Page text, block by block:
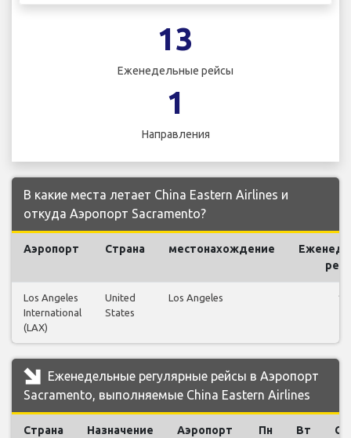
13
Еженедельные рейсы
1
Направления
В какие места летает China Eastern Airlines и
откуда Аэропорт Sacramento?
Аэропорт Страна местонахождение
Los Angeles
International
(LAX)
United
States
Los Angeles 13
Еженедельные регулярные рейсы в Аэропорт
Sacramento, выполняемые China Eastern Airlines
Страна Назначение Аэропорт Пн Вт Ср